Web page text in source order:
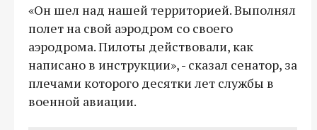
«Он шел над нашей территорией. Выполнял
полет на свой аэродром со своего
аэродрома. Пилоты действовали, как
написано в инструкции», - сказал сенатор, за
плечами которого десятки лет службы в
военной авиации.